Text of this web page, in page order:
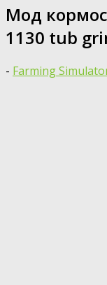
Мод
1130 tub
- Farming